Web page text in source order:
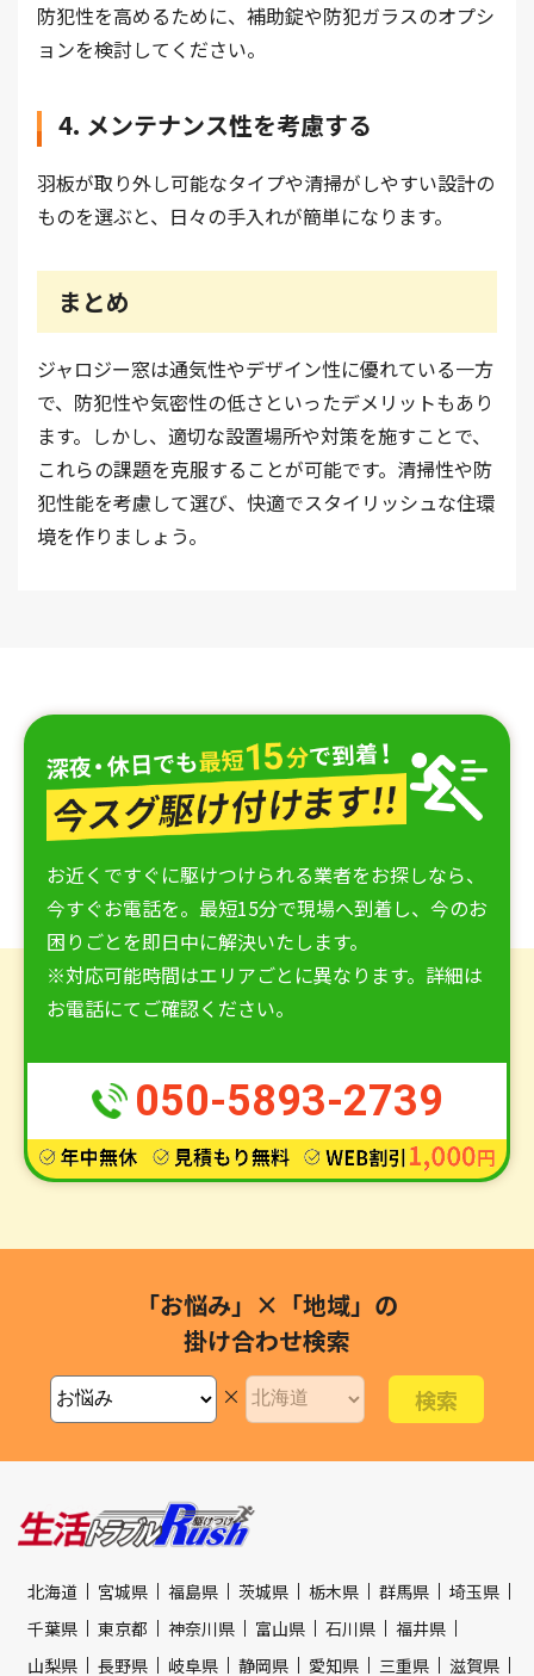
防犯性を高めるために、補助錠や防犯ガラスのオプシ
ョンを検討してください。
4. メンテナンス性を考慮する
羽板が取り外し可能なタイプや清掃がしやすい設計の
ものを選ぶと、日々の手入れが簡単になります。
まとめ
ジャロジー窓は通気性やデザイン性に優れている一方
で、防犯性や気密性の低さといったデメリットもあり
ます。しかし、適切な設置場所や対策を施すことで、
これらの課題を克服することが可能です。清掃性や防
犯性能を考慮して選び、快適でスタイリッシュな住環
境を作りましょう。
お近くですぐに駆けつけられる業者をお探しなら、
今すぐお電話を。最短15分で現場へ到着し、今のお
困りごとを即日中に解決いたします。
※対応可能時間はエリアごとに異なります。詳細は
お電話にてご確認ください。
050-5893-2739
「お悩み」×「地域」の
掛け合わせ検索
×
北海道 宮城県 福島県 茨城県 栃木県 群馬県
埼玉県
千葉県
東京都 神奈川県 富山県 石川県
福井県
山梨県
長野県 岐阜県 静岡県 愛知県 三重県 滋賀県